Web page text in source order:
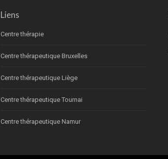
Liens
Centre thérapie
Centre thérapeutique Bruxelles
Centre thérapeutique Liège
Centre thérapeutique Tournai
Centre thérapeutique Namur